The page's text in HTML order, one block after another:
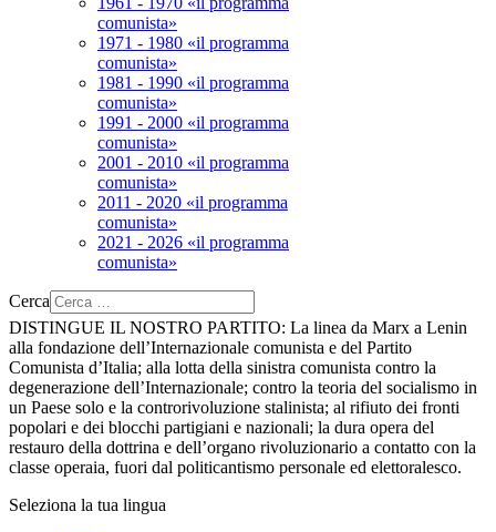
comunista»
1971 - 1980 «il programma
comunista»
1981 - 1990 «il programma
comunista»
1991 - 2000 «il programma
comunista»
2001 - 2010 «il programma
comunista»
2011 - 2020 «il programma
comunista»
2021 - 2026 «il programma
comunista»
Cerca
DISTINGUE IL NOSTRO PARTITO: La linea da Marx a Lenin
alla fondazione dell’Internazionale comunista e del Partito
Comunista d’Italia; alla lotta della sinistra comunista contro la
degenerazione dell’Internazionale; contro la teoria del socialismo in
un Paese solo e la controrivoluzione stalinista; al rifiuto dei fronti
popolari e dei blocchi partigiani e nazionali; la dura opera del
restauro della dottrina e dell’organo rivoluzionario a contatto con la
classe operaia, fuori dal politicantismo personale ed elettoralesco.
Seleziona la tua lingua